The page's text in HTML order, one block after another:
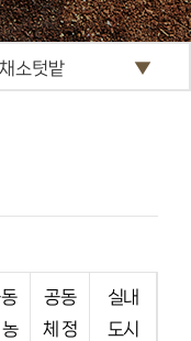
채소텃밭
공동
체 정
실내
도시